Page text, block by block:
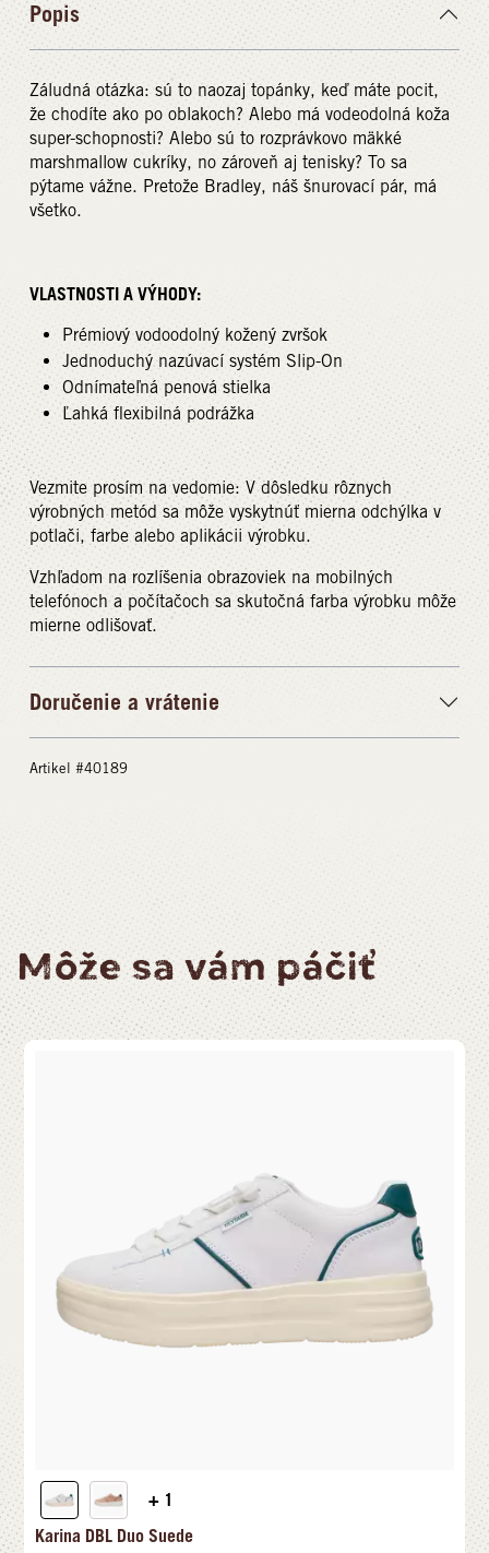
Popis
Záludná otázka: sú to naozaj topánky, keď máte pocit,
že chodíte ako po oblakoch? Alebo má vodeodolná koža
super-schopnosti? Alebo sú to rozprávkovo mäkké
marshmallow cukríky, no zároveň aj tenisky? To sa
pýtame vážne. Pretože Bradley, náš šnurovací pár, má
všetko.
VLASTNOSTI A VÝHODY:
Prémiový vodoodolný kožený zvršok
Jednoduchý nazúvací systém Slip-On
Odnímateľná penová stielka
Ľahká flexibilná podrážka
Vezmite prosím na vedomie: V dôsledku rôznych
výrobných metód sa môže vyskytnúť mierna odchýlka v
potlači, farbe alebo aplikácii výrobku.
Vzhľadom na rozlíšenia obrazoviek na mobilných
telefónoch a počítačoch sa skutočná farba výrobku môže
mierne odlišovať.
Doručenie a vrátenie
Artikel #40189
Môže sa vám páčiť
+ 1
Karina DBL Duo Suede